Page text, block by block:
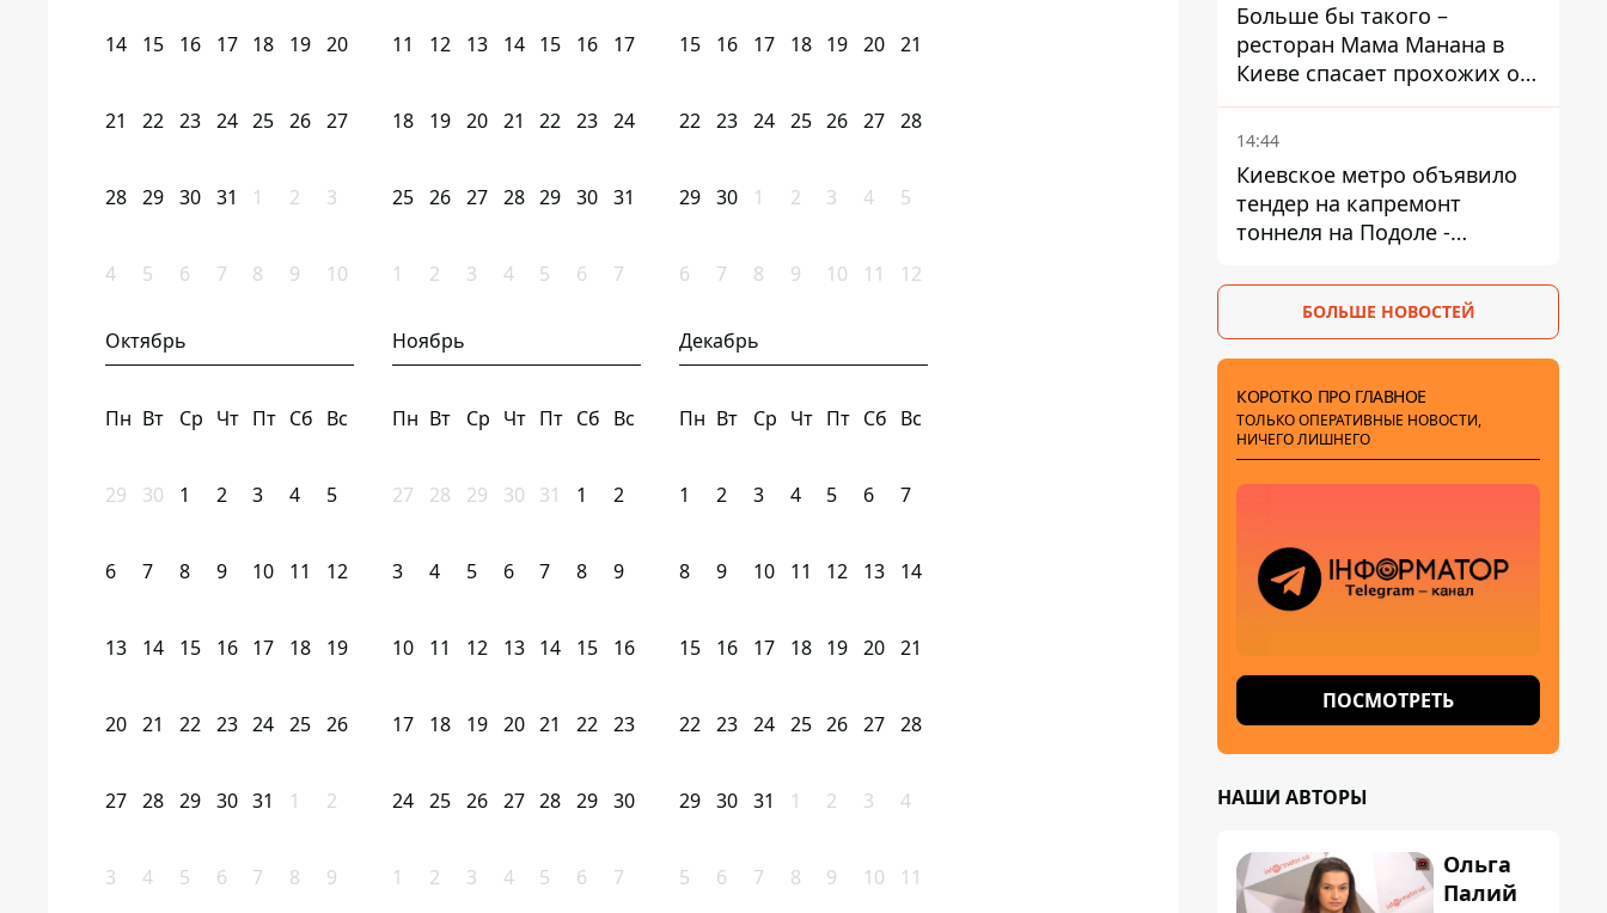
14 15 16 17 18 19 20
21 22 23 24 25 26 27
28 29 30 31 1 2 3
4 5 6 7 8 9 10
11 12 13 14 15 16 17
18 19 20 21 22 23 24
25 26 27 28 29 30 31
1 2 3 4 5 6 7
15 16 17 18 19 20 21
22 23 24 25 26 27 28
29 30 1 2 3 4 5
6 7 8 9 10 11 12
Октябрь
Пн Вт Ср Чт Пт Сб Вс
29 30 1 2 3 4 5
6 7 8 9 10 11 12
13 14 15 16 17 18 19
20 21 22 23 24 25 26
27 28 29 30 31 1 2
3 4 5 6 7 8 9
Ноябрь
Пн Вт Ср Чт Пт Сб Вс
27 28 29 30 31 1 2
3 4 5 6 7 8 9
10 11 12 13 14 15 16
17 18 19 20 21 22 23
24 25 26 27 28 29 30
1 2 3 4 5 6 7
Декабрь
Пн Вт Ср Чт Пт Сб Вс
1 2 3 4 5 6 7
8 9 10 11 12 13 14
15 16 17 18 19 20 21
22 23 24 25 26 27 28
29 30 31 1 2 3 4
5 6 7 8 9 10 11
Больше бы такого –
ресторан Мама Манана в
Киеве спасает прохожих от
жары
14:44
Киевское метро объявило
тендер на капремонт
тоннеля на Подоле -
БОЛЬШЕ НОВОСТЕЙ
КОРОТКО ПРО ГЛАВНОЕ
ТОЛЬКО ОПЕРАТИВНЫЕ НОВОСТИ,
НИЧЕГО ЛИШНЕГО
ПОСМОТРЕТЬ
НАШИ АВТОРЫ
Ольга
Палий